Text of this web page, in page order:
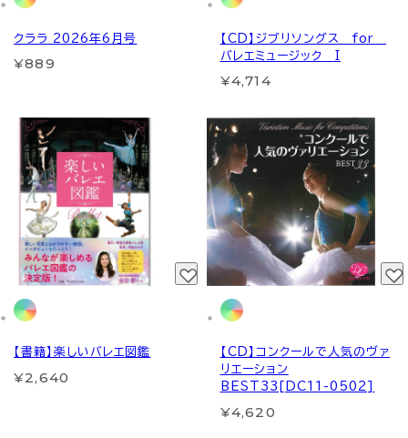
クララ 2026年6月号
¥889
【CD】ジブリソングス for
バレエミュージック I
¥4,714
【書籍】楽しいバレエ図鑑
¥2,640
【CD】コンクールで人気のヴァ
リエーション
BEST33[DC11-0502]
¥4,620